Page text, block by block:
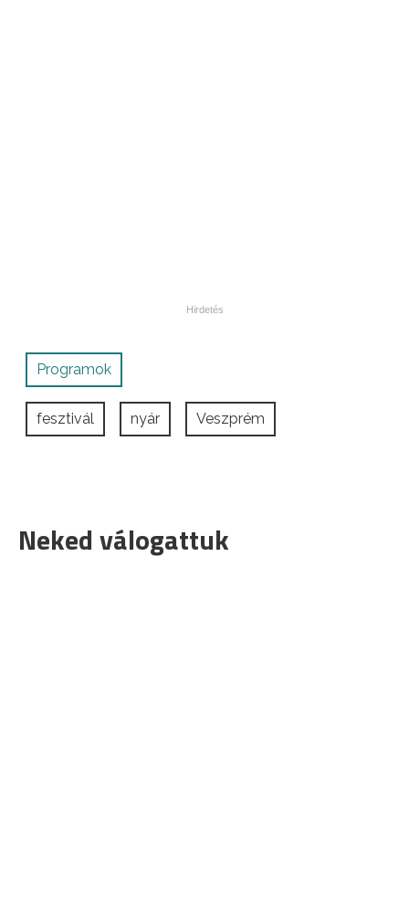
Programok
fesztivál nyár Veszprém
Neked válogattuk